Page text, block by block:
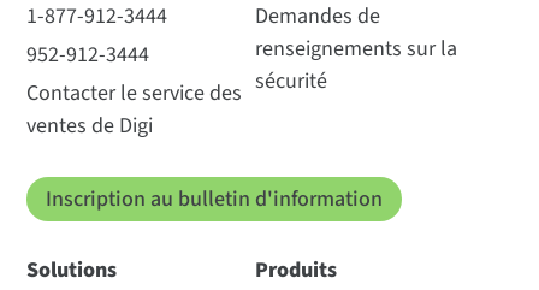
1-877-912-3444
952-912-3444
Contacter le service des
ventes de Digi
Demandes de
renseignements sur la
sécurité
Inscription au bulletin d'information
Solutions
Produits